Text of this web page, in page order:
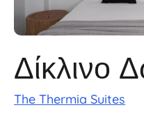
Δίκλινο
The Thermia Suites